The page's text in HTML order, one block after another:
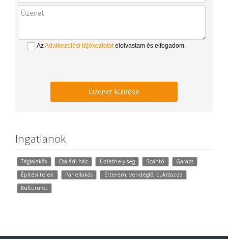
AzAdatkezelési tájékoztatótelolvastam és elfogadom.
Üzenet küldése
Ingatlanok
Téglalakás Családi ház Üzlethelyiség Szántó
Garázs
Építési telek
Panellakás
Étterem, vendéglő, cukrászda
Külterület